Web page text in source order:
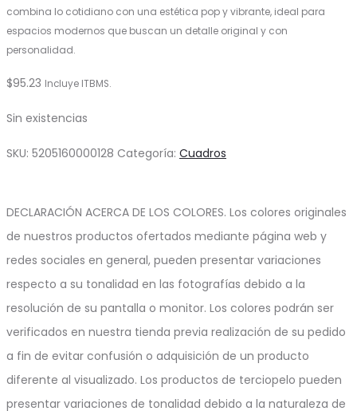
combina lo cotidiano con una estética pop y vibrante, ideal para
espacios modernos que buscan un detalle original y con
personalidad.
$95.23 Incluye ITBMS.
Sin existencias
SKU: 5205160000128 Categoría: Cuadros
DECLARACIÓN ACERCA DE LOS COLORES. Los colores originales
de nuestros productos ofertados mediante página web y
redes sociales en general, pueden presentar variaciones
respecto a su tonalidad en las fotografías debido a la
resolución de su pantalla o monitor. Los colores podrán ser
verificados en nuestra tienda previa realización de su pedido
a fin de evitar confusión o adquisición de un producto
diferente al visualizado. Los productos de terciopelo pueden
presentar variaciones de tonalidad debido a la naturaleza de